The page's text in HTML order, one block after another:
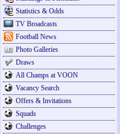
Statistics & Odds
TV Broadcasts
Football News
Photo Galleries
Draws
All Champs at VOON
Vacancy Search
Offers & Invitations
Squads
Challenges